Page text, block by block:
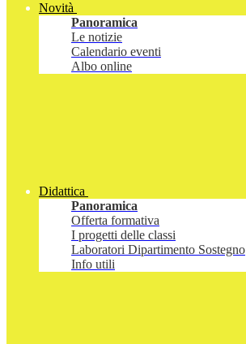
Novità
Panoramica
Le notizie
Calendario eventi
Albo online
Didattica
Panoramica
Offerta formativa
I progetti delle classi
Laboratori Dipartimento Sostegno
Info utili